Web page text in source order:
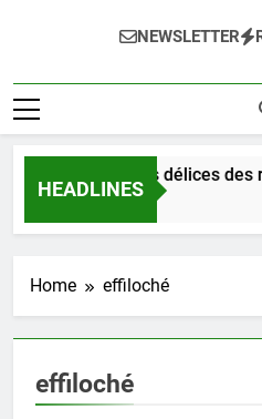
NEWSLETTER
HEADLINES
Dégustez les délices des
2 Jours Ago
Home effiloché
effiloché